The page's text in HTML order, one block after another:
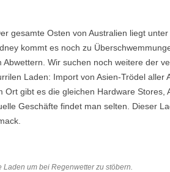
gesamte Osten von Australien liegt
kommt es noch zu
Wir suchen noch weitere der
Laden: Import von Asien-Trödel aller
Ort gibt es die gleichen Hardware Stores,
Geschäfte findet man selten. Dieser
um bei Regenwetter zu stöbern.